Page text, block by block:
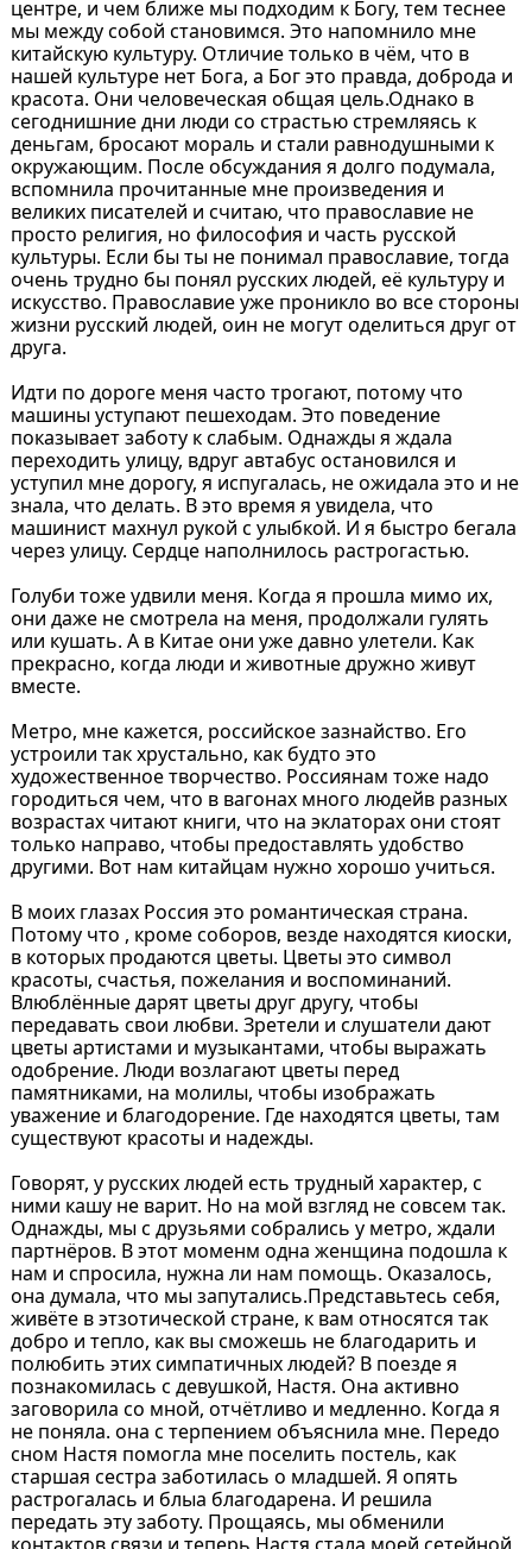
центре, и чем ближе мы подходим к Богу, тем теснее
мы между собой становимся. Это напомнило мне
китайскую культуру. Отличие только в чём, что в
нашей культуре нет Бога, а Бог это правда, доброда и
красота. Они человеческая общая цель.Однако в
сегоднишние дни люди со страстью стремляясь к
деньгам, бросают мораль и стали равнодушными к
окружающим. После обсуждания я долго подумала,
вспомнила прочитанные мне произведения и
великих писателей и считаю, что православие не
просто религия, но философия и часть русской
культуры. Если бы ты не понимал православие, тогда
очень трудно бы понял русских людей, её культуру и
искусство. Православие уже проникло во все стороны
жизни русский людей, оин не могут оделиться друг от
друга.
Идти по дороге меня часто трогают, потому что
машины уступают пешеходам. Это поведение
показывает заботу к слабым. Однажды я ждала
переходить улицу, вдруг автабус остановился и
уступил мне дорогу, я испугалась, не ожидала это и не
знала, что делать. В это время я увидела, что
машинист махнул рукой с улыбкой. И я быстро бегала
через улицу. Сердце наполнилось растрогастью.
Голуби тоже удвили меня. Когда я прошла мимо их,
они даже не смотрела на меня, продолжали гулять
или кушать. А в Китае они уже давно улетели. Как
прекрасно, когда люди и животные дружно живут
вместе.
Метро, мне кажется, российское зазнайство. Его
устроили так хрустально, как будто это
художественное творчество. Россиянам тоже надо
городиться чем, что в вагонах много людейв разных
возрастах читают книги, что на эклаторах они стоят
только направо, чтобы предоставлять удобство
другими. Вот нам китайцам нужно хорошо учиться.
В моих глазах Россия это романтическая страна.
Потому что , кроме соборов, везде находятся киоски,
в которых продаются цветы. Цветы это символ
красоты, счастья, пожелания и воспоминаний.
Влюблённые дарят цветы друг другу, чтобы
передавать свои любви. Зретели и слушатели дают
цветы артистами и музыкантами, чтобы выражать
одобрение. Люди возлагают цветы перед
памятниками, на молилы, чтобы изображать
уважение и благодорение. Где находятся цветы, там
существуют красоты и надежды.
Говорят, у русских людей есть трудный характер, с
ними кашу не варит. Но на мой взгляд не совсем так.
Однажды, мы с друзьями собрались у метро, ждали
партнёров. В этот моменм одна женщина подошла к
нам и спросила, нужна ли нам помощь. Оказалось,
она думала, что мы запутались.Представьтесь себя,
живёте в этзотической стране, к вам относятся так
добро и тепло, как вы сможешь не благодарить и
полюбить этих симпатичных людей? В поезде я
познакомилась с девушкой, Настя. Она активно
заговорила со мной, отчётливо и медленно. Когда я
не поняла. она с терпением объяснила мне. Передо
сном Настя помогла мне поселить постель, как
старшая сестра заботилась о младшей. Я опять
растрогалась и блыа благодарена. И решила
передать эту заботу. Прощаясь, мы обменили
контактов связи и теперь Настя стала моей сетейной